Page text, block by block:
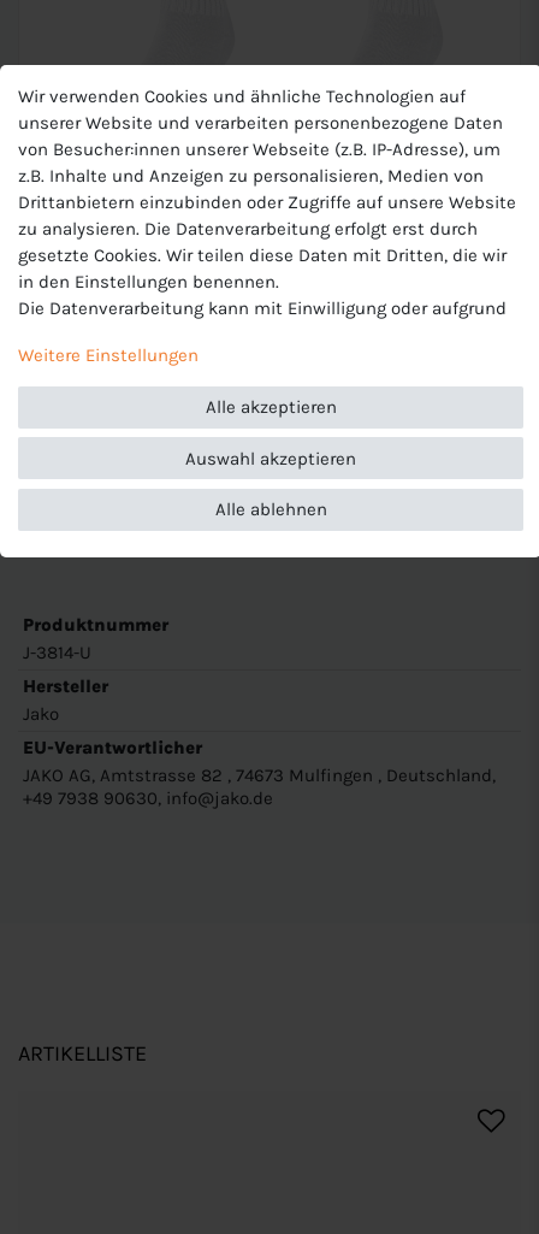
JAKO Unisex Stutzenstrumpf
Glasgow 2.0
JAKO Unisex Stutzenstrumpf
Glasgow 2.0
Mesh-Einsatz an der Wade
Ripp-Struktur am Knöchel
Produktnummer
J-3814-U
Hersteller
Jako
EU-Verantwortlicher
JAKO AG, Amtstrasse 82 , 74673 Mulfingen , Deutschland,
+49 7938 90630, info@jako.de
ARTIKELLISTE
Wir verwenden Cookies und ähnliche Technologien auf
unserer Website und verarbeiten personenbezogene Daten
von Besucher:innen unserer Webseite (z.B. IP-Adresse), um
z.B. Inhalte und Anzeigen zu personalisieren, Medien von
Drittanbietern einzubinden oder Zugriffe auf unsere Website
zu analysieren. Die Datenverarbeitung erfolgt erst durch
gesetzte Cookies. Wir teilen diese Daten mit Dritten, die wir
in den Einstellungen benennen.
Die Datenverarbeitung kann mit Einwilligung oder aufgrund
kann erteilt oder abgelehnt werden. Es besteht das Recht,
nicht einzuwilligen und die Einwilligung zu einem späteren
Zeitpunkt zu ändern oder zu widerrufen. Beachten Sie unser
Impressumund weitere Hinweise zur Verwendung
personenbezogener Daten in unsererDaten­schutz­erklärung
Weitere Einstellungen
Alle akzeptieren
Alle ablehnen
Auswahl akzeptieren